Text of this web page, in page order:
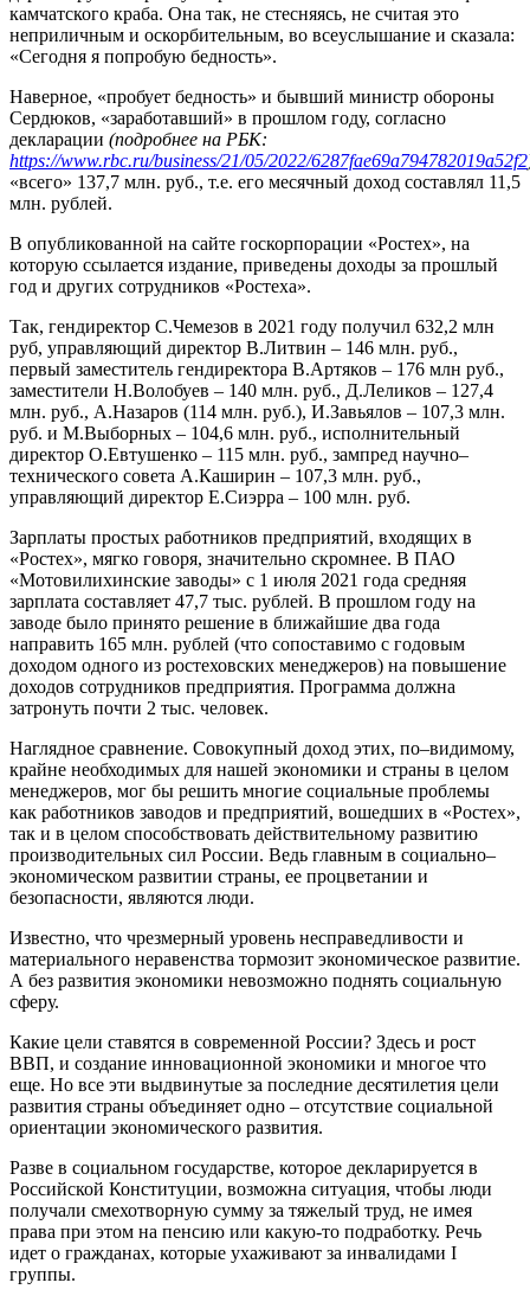
камчатского краба. Она так, не стесняясь, не считая это
неприличным и оскорбительным, во всеуслышание и сказала:
«Сегодня я попробую бедность».
Наверное, «пробует бедность» и бывший министр обороны
Сердюков, «заработавший» в прошлом году, согласно
декларации (подробнее на РБК:
https://www.rbc.ru/business/21/05/2022/6287fae69a794782019a52f2
«всего» 137,7 млн. руб., т.е. его месячный доход составлял 11,5
млн. рублей.
В опубликованной на сайте госкорпорации «Ростех», на
которую ссылается издание, приведены доходы за прошлый
год и других сотрудников «Ростеха».
Так, гендиректор С.Чемезов в 2021 году получил 632,2 млн
руб, управляющий директор В.Литвин – 146 млн. руб.,
первый заместитель гендиректора В.Артяков – 176 млн руб.,
заместители Н.Волобуев – 140 млн. руб., Д.Леликов – 127,4
млн. руб., А.Назаров (114 млн. руб.), И.Завьялов – 107,3 млн.
руб. и М.Выборных – 104,6 млн. руб., исполнительный
директор О.Евтушенко – 115 млн. руб., зампред научно–
технического совета А.Каширин – 107,3 млн. руб.,
управляющий директор Е.Сиэрра – 100 млн. руб.
Зарплаты простых работников предприятий, входящих в
«Ростех», мягко говоря, значительно скромнее. В ПАО
«Мотовилихинские заводы» с 1 июля 2021 года средняя
зарплата составляет 47,7 тыс. рублей. В прошлом году на
заводе было принято решение в ближайшие два года
направить 165 млн. рублей (что сопоставимо с годовым
доходом одного из ростеховских менеджеров) на повышение
доходов сотрудников предприятия. Программа должна
затронуть почти 2 тыс. человек.
Наглядное сравнение. Совокупный доход этих, по–видимому,
крайне необходимых для нашей экономики и страны в целом
менеджеров, мог бы решить многие социальные проблемы
как работников заводов и предприятий, вошедших в «Ростех»,
так и в целом способствовать действительному развитию
производительных сил России. Ведь главным в социально–
экономическом развитии страны, ее процветании и
безопасности, являются люди.
Известно, что чрезмерный уровень несправедливости и
материального неравенства тормозит экономическое развитие.
А без развития экономики невозможно поднять социальную
сферу.
Какие цели ставятся в современной России? Здесь и рост
ВВП, и создание инновационной экономики и многое что
еще. Но все эти выдвинутые за последние десятилетия цели
развития страны объединяет одно – отсутствие социальной
ориентации экономического развития.
Разве в социальном государстве, которое декларируется в
Российской Конституции, возможна ситуация, чтобы люди
получали смехотворную сумму за тяжелый труд, не имея
права при этом на пенсию или какую-то подработку. Речь
идет о гражданах, которые ухаживают за инвалидами I
группы.